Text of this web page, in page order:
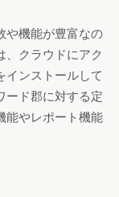
や機能が豊富なの
、クラウドにアク
インストールして
ード郡に対する定
能やレポート機能